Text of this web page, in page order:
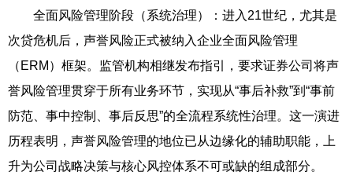
全面风险管理阶段（系统治理）：进入21世纪，尤其是
次贷危机后，声誉风险正式被纳入企业全面风险管理
（ERM）框架。监管机构相继发布指引，要求证券公司将声
誉风险管理贯穿于所有业务环节，实现从“事后补救”到“事前
防范、事中控制、事后反思”的全流程系统性治理。这一演进
历程表明，声誉风险管理的地位已从边缘化的辅助职能，上
升为公司战略决策与核心风控体系不可或缺的组成部分。